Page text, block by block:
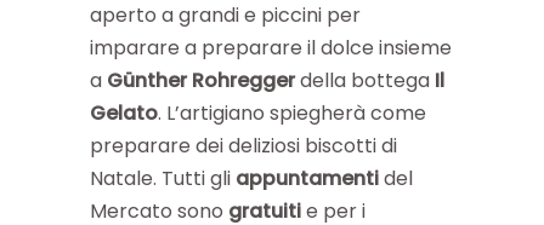
aperto a grandi e piccini per
imparare a preparare il dolce insieme
a Günther Rohreggerdella bottega Il
Gelato. L’artigiano spiegherà come
preparare dei deliziosi biscotti di
Natale. Tutti gli appuntamentidel
Mercato sono gratuitie per i